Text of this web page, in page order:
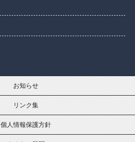
お知らせ
リンク集
個人情報保護方針